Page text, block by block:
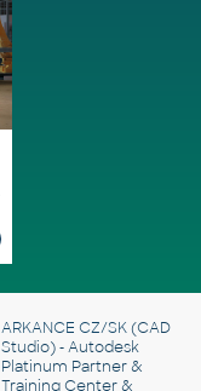
ARKANCE CZ/SK(CAD
Studio) - Autodesk
Platinum Partner &
Training Center &